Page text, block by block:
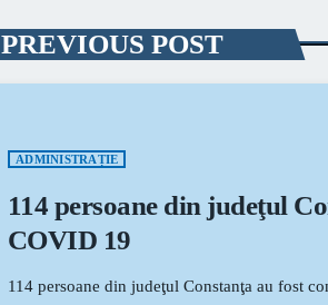
PREVIOUS POST
ADMINISTRAȚIE
114 persoane din judeţul
COVID 19
114 persoane din judeţul Constanţa au fost